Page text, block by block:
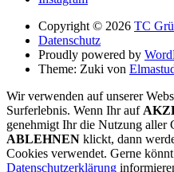
Copyright © 2026 TC
Datenschutz
Proudly powered by
Theme: Zuki von
Wir verwenden auf unserer
Surferlebnis. Wenn Ihr auf
genehmigt Ihr die Nutzung aller
ABLEHNEN klickt, dann
Cookies verwendet. Gerne
Datenschutzerklärung